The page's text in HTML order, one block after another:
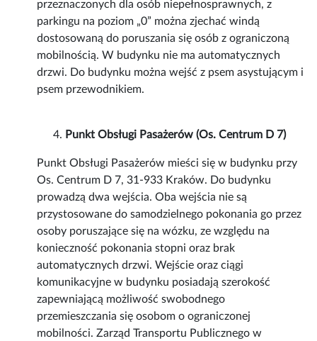
przeznaczonych dla osób niepełnosprawnych, z
parkingu na poziom „0” można zjechać windą
dostosowaną do poruszania się osób z ograniczoną
mobilnością. W budynku nie ma automatycznych
drzwi. Do budynku można wejść z psem asystującym i
psem przewodnikiem.
Punkt Obsługi Pasażerów (Os. Centrum D 7)
Punkt Obsługi Pasażerów mieści się w budynku przy
Os. Centrum D 7, 31-933 Kraków. Do budynku
prowadzą dwa wejścia. Oba wejścia nie są
przystosowane do samodzielnego pokonania go przez
osoby poruszające się na wózku, ze względu na
konieczność pokonania stopni oraz brak
automatycznych drzwi. Wejście oraz ciągi
komunikacyjne w budynku posiadają szerokość
zapewniającą możliwość swobodnego
przemieszczania się osobom o ograniczonej
mobilności. Zarząd Transportu Publicznego w